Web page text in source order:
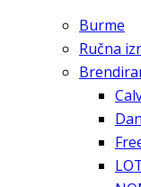
Burme
Ručna